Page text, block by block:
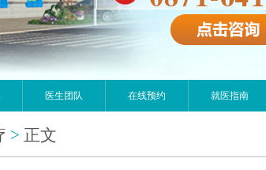
医生团队 在线预约 就医指南
> 正文